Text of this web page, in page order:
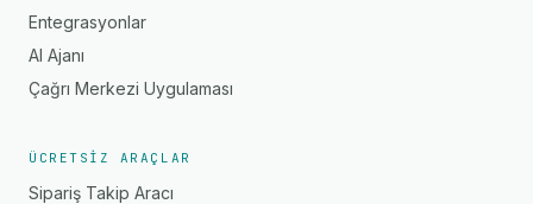
Entegrasyonlar
AI Ajanı
Çağrı Merkezi Uygulaması
ÜCRETSIZ ARAÇLAR
Sipariş Takip Aracı